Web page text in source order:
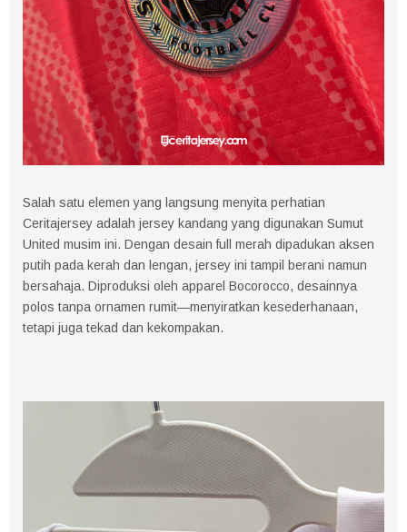
Salah satu elemen yang langsung menyita perhatian
Ceritajersey adalah jersey kandang yang digunakan Sumut
United musim ini. Dengan desain full merah dipadukan aksen
putih pada kerah dan lengan, jersey ini tampil berani namun
bersahaja. Diproduksi oleh apparel Bocorocco, desainnya
polos tanpa ornamen rumit—menyiratkan kesederhanaan,
tetapi juga tekad dan kekompakan.